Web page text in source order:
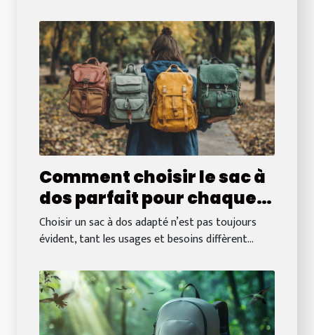
Comment choisir le sac à
dos parfait pour chaque
occasion
Choisir un sac à dos adapté n’est pas toujours
évident, tant les usages et besoins diffèrent...